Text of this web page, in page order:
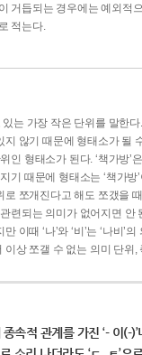
거듭되는 경우에는 예외적
적는다.
있는 가장 작은 단위를 말한다
지 않기 때문에 형태소가 될
인 형태소가 된다. ‘책가방’은
기 때문에 형태소는 ‘책가방’
로 쪼개진다고 해도 쪼갰을
련되는 의미가 없어지면 안
만 이때 ‘나’와 ‘비’는 ‘나비’
이상 쪼갤 수 없는 의미 단위
속적 관계를 가진 ‘- 이(-)’